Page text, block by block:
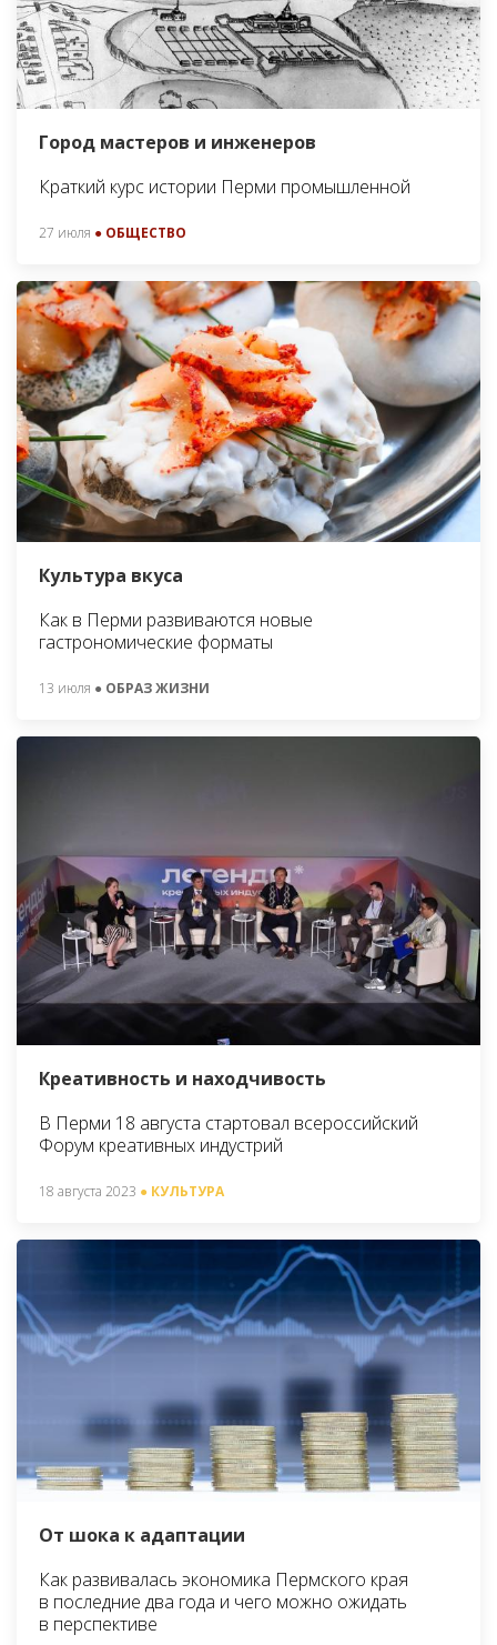
Город мастеров и инженеров
Краткий курс истории Перми промышленной
27 июля ● ОБЩЕСТВО
Культура вкуса
Как в Перми развиваются новые
гастрономические форматы
13 июля ● ОБРАЗ ЖИЗНИ
Креативность и находчивость
В Перми 18 августа стартовал всероссийский
Форум креативных индустрий
18 августа 2023 ● КУЛЬТУРА
От шока к адаптации
Как развивалась экономика Пермского края
в последние два года и чего можно ожидать
в перспективе